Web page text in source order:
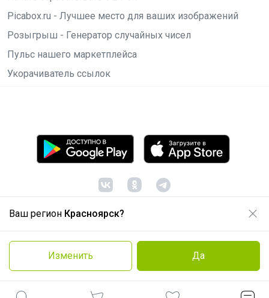
Ваш регион Красноярск?
Изменить Да
Picabox.ru - Лучшее место для ваших изображений
Розыгрыш - Генератор случайных чисел
Пульс нашего маркетплейса
Укорачиватель ссылок
© ООО "Лявита", ОГРН 1122468054070, 2012 -2026
Политика конфиденциальности
Cоглашение пользователя